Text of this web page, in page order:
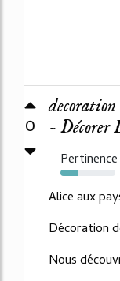
0
- Décorer
Pertinence
33%
Alice aux
Décoration
Nous